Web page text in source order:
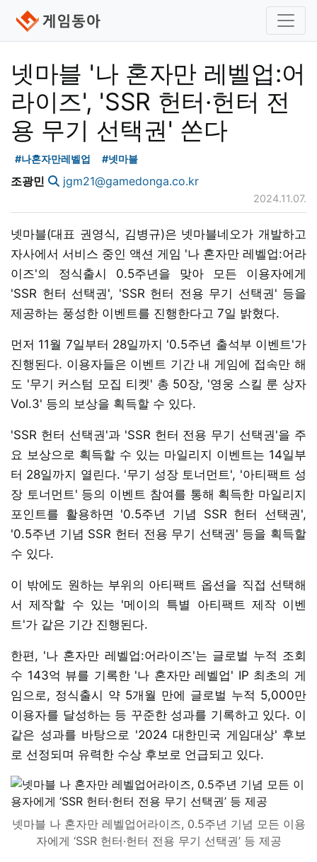
넷마블 '나 혼자만 레벨업:어
라이즈', 'SSR 헌터·헌터 전
용 무기 선택권' 쏜다
#나혼자만레벨업 #넷마블
조광민 jgm21@gamedonga.co.kr
2024.11.07.
넷마블(대표 권영식, 김병규)은 넷마블네오가 개발하고
자사에서 서비스 중인 액션 게임 '나 혼자만 레벨업:어라
이즈'의 정식출시 0.5주년을 맞아 모든 이용자에게
'SSR 헌터 선택권', 'SSR 헌터 전용 무기 선택권' 등을
제공하는 풍성한 이벤트를 진행한다고 7일 밝혔다.
먼저 11월 7일부터 28일까지 '0.5주년 출석부 이벤트'가
진행된다. 이용자들은 이벤트 기간 내 게임에 접속만 해
도 '무기 커스텀 모집 티켓' 총 50장, '영웅 스킬 룬 상자
Vol.3' 등의 보상을 획득할 수 있다.
'SSR 헌터 선택권'과 'SSR 헌터 전용 무기 선택권'을 주
요 보상으로 획득할 수 있는 마일리지 이벤트는 14일부
터 28일까지 열린다. '무기 성장 토너먼트', '아티팩트 성
장 토너먼트' 등의 이벤트 참여를 통해 획득한 마일리지
포인트를 활용하면 '0.5주년 기념 SSR 헌터 선택권',
'0.5주년 기념 SSR 헌터 전용 무기 선택권' 등을 획득할
수 있다.
이 밖에도 원하는 부위의 아티팩트 옵션을 직접 선택해
서 제작할 수 있는 '메이의 특별 아티팩트 제작 이벤
트'가 같은 기간 진행된다.
한편, '나 혼자만 레벨업:어라이즈'는 글로벌 누적 조회
수 143억 뷰를 기록한 '나 혼자만 레벨업' IP 최초의 게
임으로, 정식출시 약 5개월 만에 글로벌 누적 5,000만
이용자를 달성하는 등 꾸준한 성과를 기록하고 있다. 이
같은 성과를 바탕으로 '2024 대한민국 게임대상' 후보
로 선정되며 유력한 수상 후보로 언급되고 있다.
넷마블 나 혼자만 레벨업어라이즈, 0.5주년 기념 모든 이용
자에게 ‘SSR 헌터·헌터 전용 무기 선택권’ 등 제공